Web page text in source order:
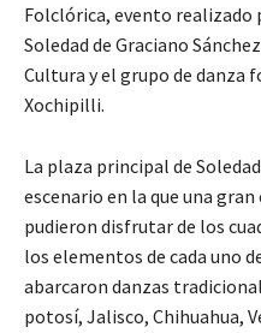
Folclórica, evento realizado
Soledad de Graciano
Cultura y el grupo de danza
Xochipilli.
La plaza principal de
escenario en la que una
pudieron disfrutar de los
los elementos de cada uno
abarcaron danzas
potosí, Jalisco, Chihuahua,